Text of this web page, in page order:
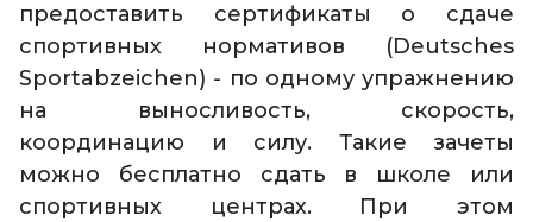
предоставить сертификаты о сдаче
спортивных нормативов (Deutsches
Sportabzeichen) - по одному упражнению
на выносливость, скорость,
координацию и силу. Такие зачеты
можно бесплатно сдать в школе или
спортивных центрах. При этом